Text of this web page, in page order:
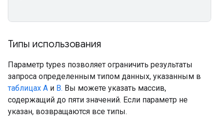
Типы использования
Параметр types позволяет ограничить результаты
запроса определенным типом данных, указанным в
таблицах A и B. Вы можете указать массив,
содержащий до пяти значений. Если параметр не
указан, возвращаются все типы.